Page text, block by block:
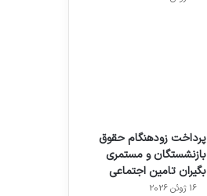
پرداخت زودهنگام حقوق
بازنشستگان و مستمری
بگیران تامین اجتماعی
16 ژوئن 2026